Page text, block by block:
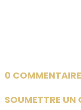
0
SOUMETTRE UN